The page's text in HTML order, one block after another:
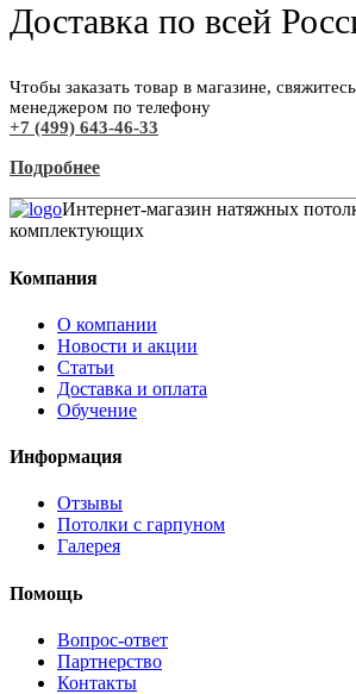
Доставка по всей
Чтобы заказать товар в магазине,
менеджером по телефону
+7 (499) 643-46-33
Подробнее
Интернет-магазин натяжных
комплектующих
Компания
О компании
Новости и акции
Статьи
Доставка и оплата
Обучение
Информация
Отзывы
Потолки с гарпуном
Галерея
Помощь
Вопрос-ответ
Партнерство
Контакты